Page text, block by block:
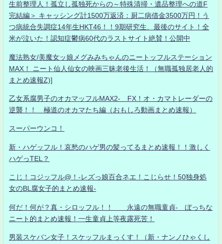
生前整理人！孤立し孤独死からの～特殊清掃・遺品整理への道F
完結編＞ キャッシング計1500万返済：厨二病借金3500万円！う
つ病統合失調症14年生HKT46！！9期研究生、最後のサイト！全
米が泣いた！認知症鬱病60代のラストサイト絶賛！公開中
魔法熟女/美魔女ッ娘メグみみちゃんのニートッフルステーション
MAX！ ニート仙人仙女の映画三昧老後生活！（無職孤独居老人的
まとめ速報Z)]
乙女系腐男子のオカマッフルMAX2- FX！オ・カマトレーダーの
逆襲！！ 極道のオカマたち編（おもしろ動画まとめ速報）
スーパーウンコ！
新・ハゲッフル！哀愁のハゲ男の髪ってるまとめ速報！！激しく
ハゲっTEL？
こじ！コジッフル@！-レズっ娘百合ネエ！こじらせ！50独身処
女のBL腐女子的まとめ速報-
何だ！何が？真・シロッフル！！ 永遠の無職童貞- ぼっちな
ニート的まとめ速報！一生童貞上等夜露死苦！
男装スケバン女子！スケッフルまっくす！（新・ナンノひゃくし